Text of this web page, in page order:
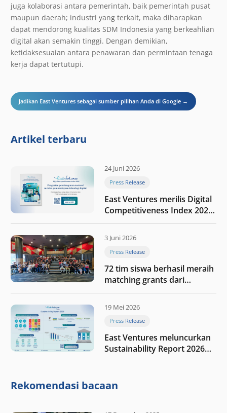
juga kolaborasi antara pemerintah, baik pemerintah pusat
maupun daerah; industri yang terkait, maka diharapkan
dapat mendorong kualitas SDM Indonesia yang berkeahlian
digital akan semakin tinggi. Dengan demikian,
ketidaksesuaian antara penawaran dan permintaan tenaga
kerja dapat tertutupi.
Jadikan East Ventures sebagai sumber pilihan Anda di Google →
Artikel terbaru
24 Juni 2026
Press Release
East Ventures merilis Digital
Competitiveness Index 2026,
menyoroti fase transformasi
digital Indonesia selanjutnya
3 Juni 2026
Press Release
72 tim siswa berhasil meraih
matching grants dari
program My First $1000
19 Mei 2026
Press Release
East Ventures meluncurkan
Sustainability Report 2026
nilai melalui kedisiplinan”
Rekomendasi bacaan